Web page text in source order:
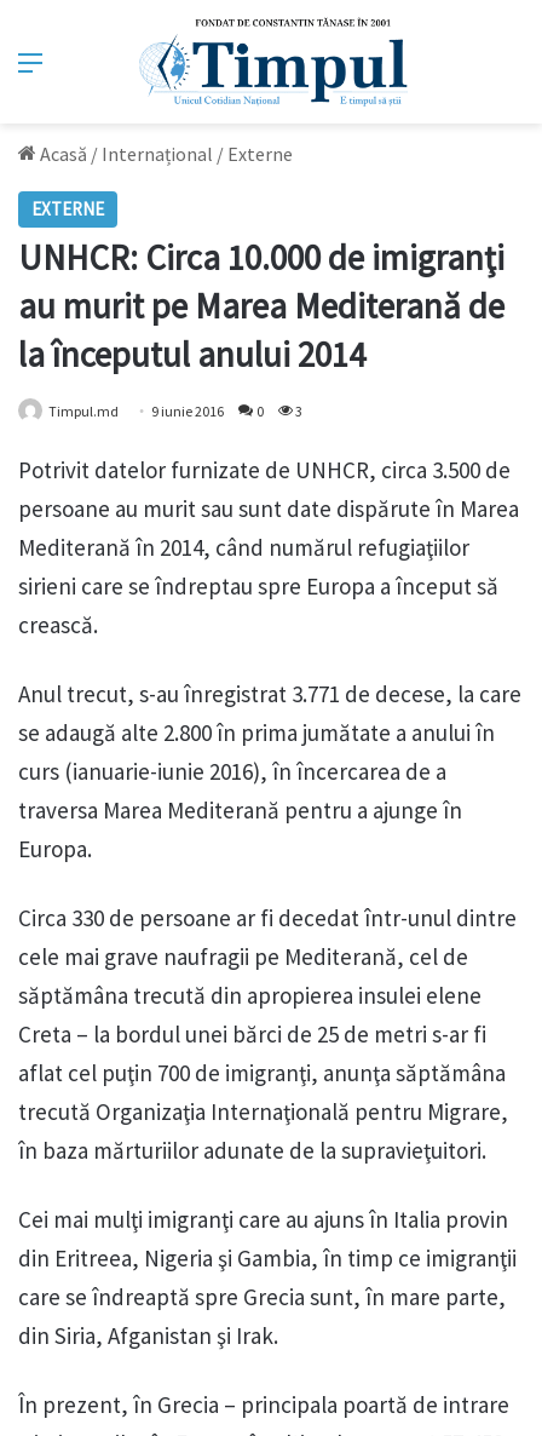
Meniu
Acasă / Internațional / Externe
EXTERNE
UNHCR: Circa 10.000 de imigranţi
au murit pe Marea Mediterană de
la începutul anului 2014
Timpul.md 9 iunie 2016 0 3
Potrivit datelor furnizate de UNHCR, circa 3.500 de
persoane au murit sau sunt date dispărute în Marea
Mediterană în 2014, când numărul refugiaţiilor
sirieni care se îndreptau spre Europa a început să
crească.
Anul trecut, s-au înregistrat 3.771 de decese, la care
se adaugă alte 2.800 în prima jumătate a anului în
curs (ianuarie-iunie 2016), în încercarea de a
traversa Marea Mediterană pentru a ajunge în
Europa.
Circa 330 de persoane ar fi decedat într-unul dintre
cele mai grave naufragii pe Mediterană, cel de
săptămâna trecută din apropierea insulei elene
Creta – la bordul unei bărci de 25 de metri s-ar fi
aflat cel puţin 700 de imigranţi, anunţa săptămâna
trecută Organizaţia Internaţională pentru Migrare,
în baza mărturiilor adunate de la supravieţuitori.
Cei mai mulţi imigranţi care au ajuns în Italia provin
din Eritreea, Nigeria şi Gambia, în timp ce imigranţii
care se îndreaptă spre Grecia sunt, în mare parte,
din Siria, Afganistan şi Irak.
În prezent, în Grecia – principala poartă de intrare